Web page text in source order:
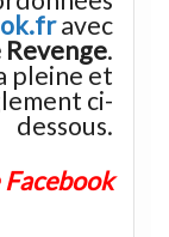
avec
Revenge.
pleine et
ci-
dessous.